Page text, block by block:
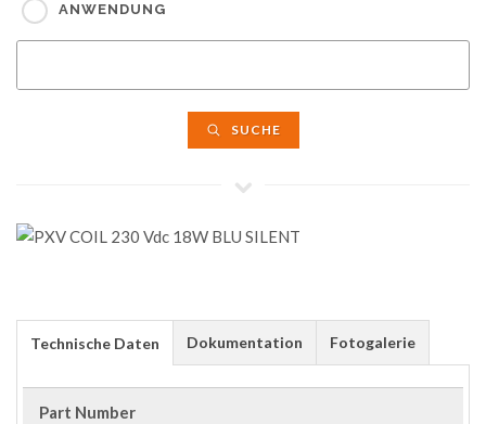
ANWENDUNG
SUCHE
Technische Daten Dokumentation Fotogalerie
Part Number